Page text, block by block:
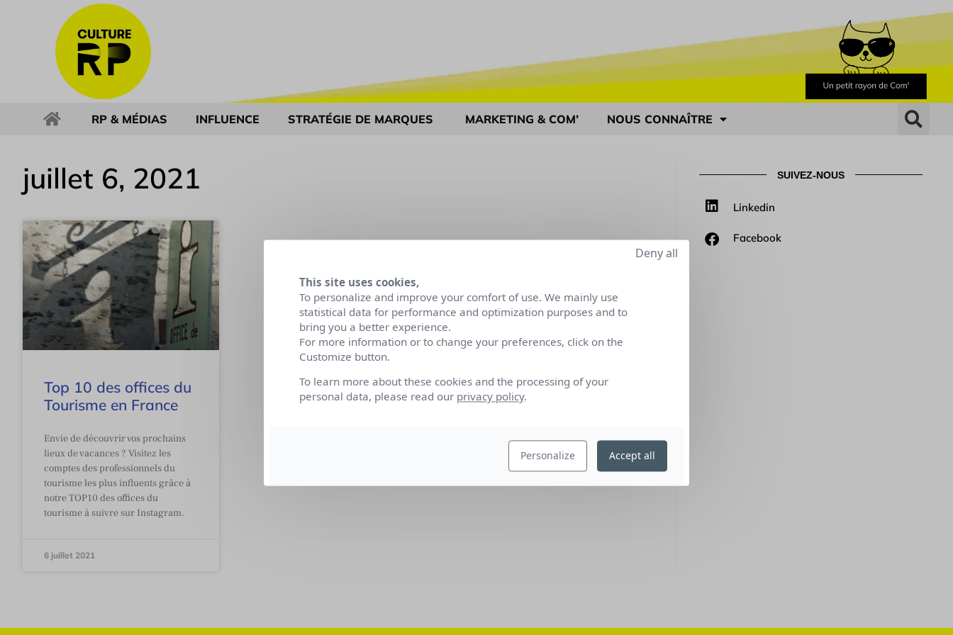
RP & MÉDIAS INFLUENCE STRATÉGIE DE MARQUES MARKETING & COM’ NOUS CONNAÎTRE
juillet 6, 2021
Top 10 des offices du
Tourisme en France
Envie de découvrir vos prochains
lieux de vacances ? Visitez les
comptes des professionnels du
tourisme les plus influents grâce à
notre TOP10 des offices du
tourisme à suivre sur Instagram.
6 juillet 2021
SUIVEZ-NOUS
Linkedin
Facebook
This site uses cookies,
To personalize and improve your comfort of use. We mainly use
statistical data for performance and optimization purposes and to
bring you a better experience.
For more information or to change your preferences, click on the
Customize button.
To learn more about these cookies and the processing of your
personal data, please read our privacy policy.
Personalize
Deny all
Accept all